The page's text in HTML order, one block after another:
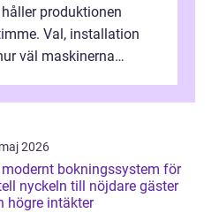
produktionen
Val, installation
väl maskinerna
2026
modernt bokningssystem för
gäster
högre intäkter